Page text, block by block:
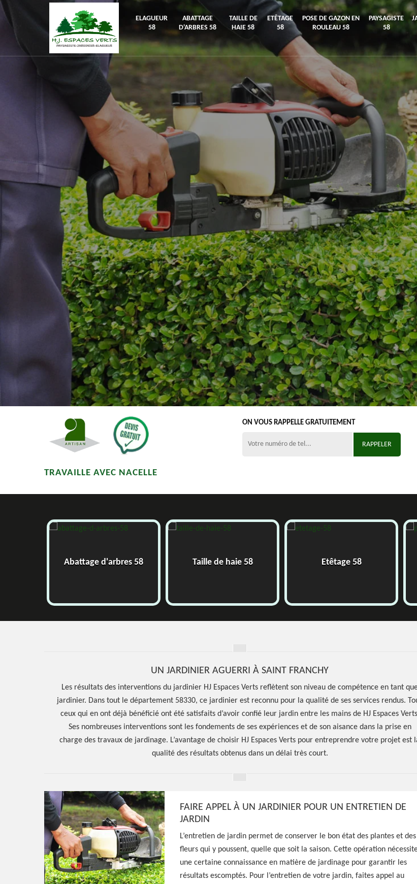
ELAGUEUR
58
ABATTAGE
D'ARBRES 58
TAILLE DE
HAIE 58
ETÊTAGE
58
POSE DE GAZON EN
ROULEAU 58
PAYSAGISTE
58
Hoerter Joseph Elagage 58
Artisan jardinier Saint
Franchy 58330
TRAVAILLE AVEC NACELLE
ON VOUS RAPPELLE GRATUITEMENT
Abattage d'arbres 58 Taille de haie 58 Etêtage 58
UN JARDINIER AGUERRI À SAINT FRANCHY
Les résultats des interventions du jardinier HJ Espaces Verts reflètent son niveau de compétence en tant
jardinier. Dans tout le département 58330, ce jardinier est reconnu pour la qualité de ses services rendus.
ceux qui en ont déjà bénéficié ont été satisfaits d’avoir confié leur jardin entre les mains de HJ Espaces
Ses nombreuses interventions sont les fondements de ses expériences et de son aisance dans la prise en
charge des travaux de jardinage. L’avantage de choisir HJ Espaces Verts pour entreprendre votre projet est
qualité des résultats obtenus dans un délai très court.
FAIRE APPEL À UN JARDINIER POUR UN ENTRETIEN DE
JARDIN
L’entretien de jardin permet de conserver le bon état des plantes et des
fleurs qui y poussent, quelle que soit la saison. Cette opération
une certaine connaissance en matière de jardinage pour garantir les
résultats escomptés. Pour l’entretien de votre jardin, faites appel au